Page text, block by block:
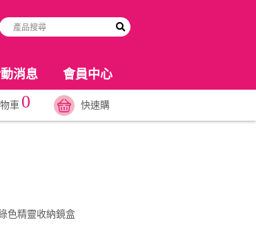
消息 會員中心
車 0 快速購
色精靈收納鏡盒